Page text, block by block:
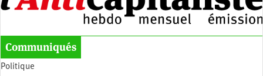
Communiqués
Politique